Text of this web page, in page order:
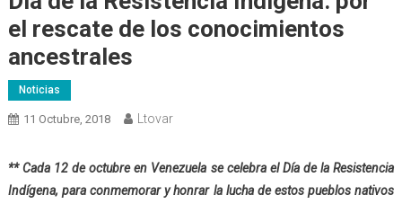
el rescate de los conocimientos
ancestrales
Noticias
11 Octubre, 2018 Ltovar
** Cada 12 de octubre en Venezuela se celebra el Día de la Resistencia
Indígena, para conmemorar y honrar la lucha de estos pueblos nativos